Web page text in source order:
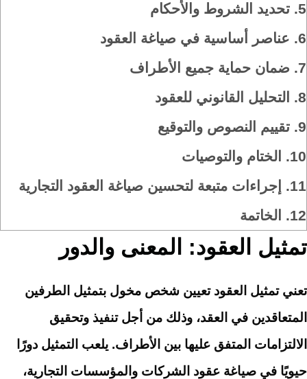
5. تحديد الشروط والأحكام
6. عناصر أساسية في صياغة العقود
7.
ضمان حماية جميع الأطراف
8.
التحليل القانوني للعقود
9. تقييم النصوص والتوقيع
10.
الختام والتوصيات
11.
إجراءات متبعة لتحسين صياغة العقود التجارية
12.
الخاتمة
تمثيل العقود: المعنى والدور
تعني تمثيل العقود تعيين شخص مخول بتمثيل الطرفين
المتعاقدين في العقد، وذلك من أجل تنفيذ وتحقيق
الالتزامات المتفق عليها بين الأطراف. يلعب التمثيل دورًا
حيويًا في صياغة عقود الشركات والمؤسسات التجارية،